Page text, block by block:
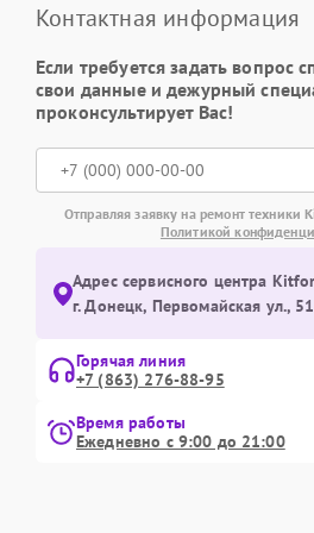
Контактная информация
Если требуется задать вопрос
свои данные и дежурный
проконсультирует Вас!
Отправляя заявку на ремонт техники
Политикой
Адрес сервисного центра
г. Донецк, Первомайская ул., 51
Горячая линия
+7 (863) 276-88-95
Время работы
Ежедневно с 9:00 до 21:00